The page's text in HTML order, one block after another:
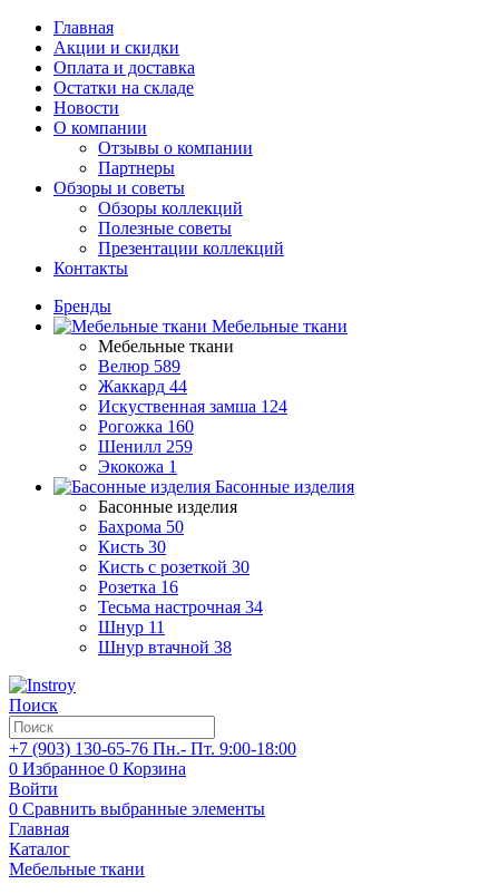
Главная
Акции и скидки
Оплата и доставка
Остатки на складе
Новости
О компании
Отзывы о компании
Партнеры
Обзоры и советы
Обзоры коллекций
Полезные советы
Презентации коллекций
Контакты
Бренды
Мебельные ткани
Мебельные ткани
Велюр 589
Жаккард 44
Искуственная замша 124
Рогожка 160
Шенилл 259
Экокожа 1
Басонные изделия
Басонные изделия
Бахрома 50
Кисть 30
Кисть с розеткой 30
Розетка 16
Тесьма настрочная 34
Шнур 11
Шнур втачной 38
Поиск
+7 (903) 130-65-76 Пн.- Пт. 9:00-18:00
0 Избранное 0 Корзина
Войти
0 Сравнить выбранные элементы
Главная
Каталог
Мебельные ткани